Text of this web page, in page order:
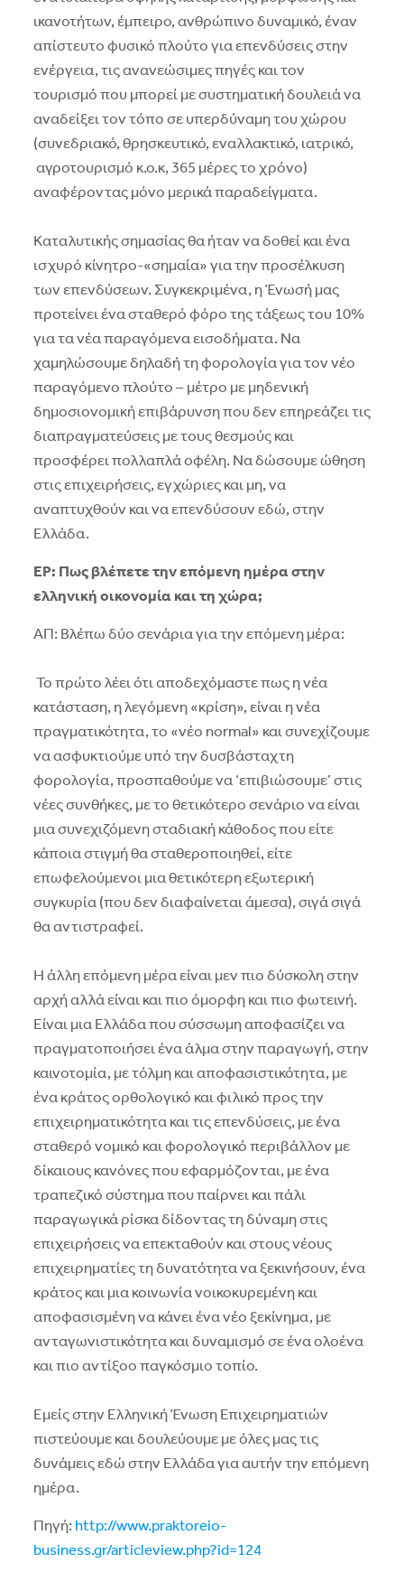
ικανοτήτων, έμπειρο, ανθρώπινο δυναμικό, έναν
απίστευτο φυσικό πλούτο για επενδύσεις στην
ενέργεια, τις ανανεώσιμες πηγές και τον
τουρισμό που μπορεί με συστηματική δουλειά να
αναδείξει τον τόπο σε υπερδύναμη του χώρου
(συνεδριακό, θρησκευτικό, εναλλακτικό, ιατρικό,
αγροτουρισμό κ.ο.κ, 365 μέρες το χρόνο)
αναφέροντας μόνο μερικά παραδείγματα.
Καταλυτικής σημασίας θα ήταν να δοθεί και ένα
ισχυρό κίνητρο-«σημαία» για την προσέλκυση
των επενδύσεων. Συγκεκριμένα, η Ένωσή μας
προτείνει ένα σταθερό φόρο της τάξεως του 10%
για τα νέα παραγόμενα εισοδήματα. Να
χαμηλώσουμε δηλαδή τη φορολογία για τον νέο
παραγόμενο πλούτο – μέτρο με μηδενική
δημοσιονομική επιβάρυνση που δεν επηρεάζει τις
διαπραγματεύσεις με τους θεσμούς και
προσφέρει πολλαπλά οφέλη. Να δώσουμε ώθηση
στις επιχειρήσεις, εγχώριες και μη, να
αναπτυχθούν και να επενδύσουν εδώ, στην
Ελλάδα.
ΕΡ: Πως βλέπετε την επόμενη ημέρα στην
ελληνική οικονομία και τη χώρα;
ΑΠ: Βλέπω δύο σενάρια για την επόμενη μέρα:
Το πρώτο λέει ότι αποδεχόμαστε πως η νέα
κατάσταση, η λεγόμενη «κρίση», είναι η νέα
πραγματικότητα, το «νέο normal» και συνεχίζουμε
να ασφυκτιούμε υπό την δυσβάσταχτη
φορολογία, προσπαθούμε να ‘επιβιώσουμε’ στις
νέες συνθήκες, με το θετικότερο σενάριο να είναι
μια συνεχιζόμενη σταδιακή κάθοδος που είτε
κάποια στιγμή θα σταθεροποιηθεί, είτε
επωφελούμενοι μια θετικότερη εξωτερική
συγκυρία (που δεν διαφαίνεται άμεσα), σιγά σιγά
θα αντιστραφεί.
Η άλλη επόμενη μέρα είναι μεν πιο δύσκολη στην
αρχή αλλά είναι και πιο όμορφη και πιο φωτεινή.
Είναι μια Ελλάδα που σύσσωμη αποφασίζει να
πραγματοποιήσει ένα άλμα στην παραγωγή, στην
καινοτομία, με τόλμη και αποφασιστικότητα, με
ένα κράτος ορθολογικό και φιλικό προς την
επιχειρηματικότητα και τις επενδύσεις, με ένα
σταθερό νομικό και φορολογικό περιβάλλον με
δίκαιους κανόνες που εφαρμόζονται, με ένα
τραπεζικό σύστημα που παίρνει και πάλι
παραγωγικά ρίσκα δίδοντας τη δύναμη στις
επιχειρήσεις να επεκταθούν και στους νέους
επιχειρηματίες τη δυνατότητα να ξεκινήσουν, ένα
κράτος και μια κοινωνία νοικοκυρεμένη και
αποφασισμένη να κάνει ένα νέο ξεκίνημα, με
ανταγωνιστικότητα και δυναμισμό σε ένα ολοένα
και πιο αντίξοο παγκόσμιο τοπίο.
Εμείς στην Ελληνική Ένωση Επιχειρηματιών
πιστεύουμε και δουλεύουμε με όλες μας τις
δυνάμεις εδώ στην Ελλάδα για αυτήν την επόμενη
ημέρα.
Πηγή: http://www.praktoreio-
business.gr/articleview.php?id=124